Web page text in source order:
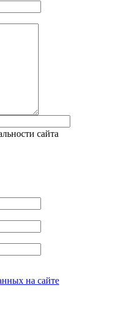
сайта
на сайте